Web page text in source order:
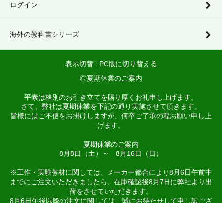
ログイン
海外の教科書シリーズ
表示切替 : PC版に切り替える
◎夏期休業のご案内
平素は格別のお引き立てを賜り厚くお礼申し上げます。
さて、弊社は夏期休業を下記の通り実施させて頂きます。
皆様にはご不便をお掛けしますが、何卒ご了承の程お願い申し上
げます。
夏期休業のご案内
8月8日（土）～ 8月16日（日）
※工作・実験教材に関しては、メーカー都合により8月6日午前中
までにご注文いただきましたら、在庫確認後8月7日に弊社より出
荷をさせていただきます。
8月6日午後以降の注文に関しては、誠にお待たせして申し訳ござ